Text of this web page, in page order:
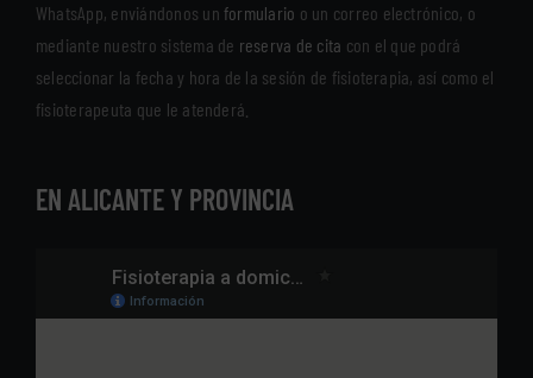
WhatsApp, enviándonos un formulario o un correo electrónico, o
mediante nuestro sistema de reserva de cita con el que podrá
seleccionar la fecha y hora de la sesión de fisioterapia, así como el
fisioterapeuta que le atenderá.
EN ALICANTE Y PROVINCIA